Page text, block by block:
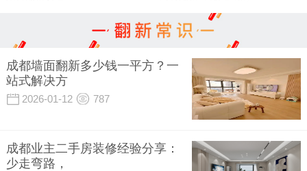
成都墙面翻新多少钱一平方？一
站式解决方
2026-01-12 787
成都业主二手房装修经验分享：
少走弯路，